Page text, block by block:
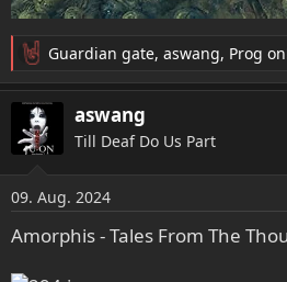
R
e
a
k
t
n
e
n
:
Guardian gate, aswang, Prog
aswang
Till Deaf Do Us Part
09. Aug. 2024
Amorphis - Tales From The